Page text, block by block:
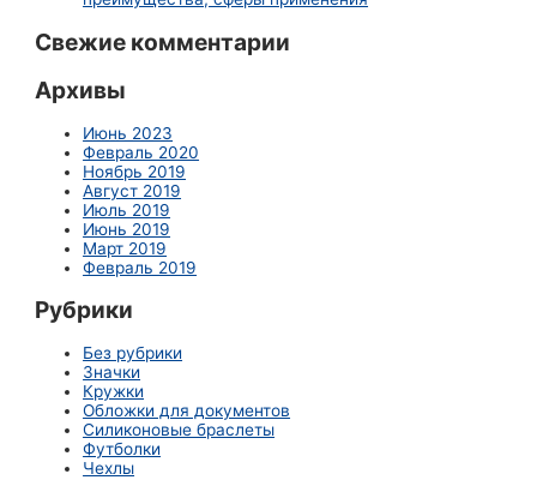
Свежие комментарии
Архивы
Июнь 2023
Февраль 2020
Ноябрь 2019
Август 2019
Июль 2019
Июнь 2019
Март 2019
Февраль 2019
Рубрики
Без рубрики
Значки
Кружки
Обложки для документов
Силиконовые браслеты
Футболки
Чехлы